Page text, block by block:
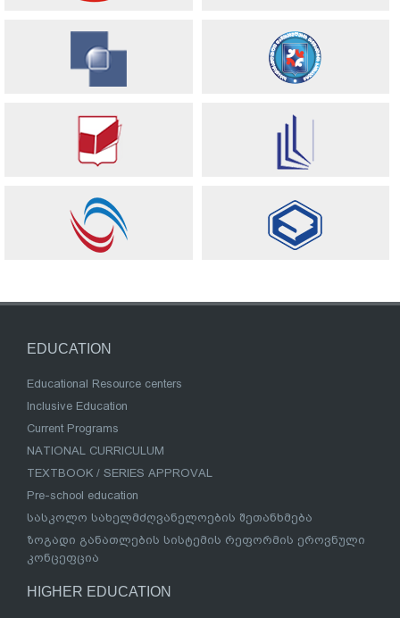
EDUCATION
Educational Resource centers
Inclusive Education
Current Programs
NATIONAL CURRICULUM
TEXTBOOK / SERIES APPROVAL
Pre-school education
სასკოლო სახელმძღვანელოების შეთანხმება
ზოგადი განათლების სისტემის რეფორმის ეროვნული
კონცეფცია
HIGHER EDUCATION